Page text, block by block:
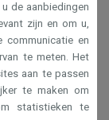
de aanbiedingen
zijn en om u,
communicatie en
te meten. Het
aan te passen
te maken om
statistieken te